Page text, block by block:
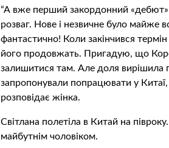
“А вже перший закордонний
розваг. Нове і незвичне було майже
фантастично! Коли закінчився
його продовжать. Пригадую, що
залишитися там. Але доля вирішила
запропонували попрацювати у
розповідає жінка.
Світлана полетіла в Китай на
майбутнім чоловіком.